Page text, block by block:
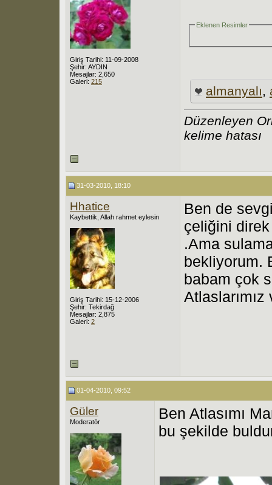
Giriş Tarihi: 11-09-2008
Şehir: AYDIN
Mesajlar: 2,650
Galeri: 215
Eklenen Resimler
almanyalı,
Düzenleyen
kelime hatası
31-03-2010, 18:10
Hhatice
Kaybettik, Allah rahmet eylesin
Giriş Tarihi: 15-12-2006
Şehir: Tekirdağ
Mesajlar: 2,875
Galeri: 2
Ben de
çeliğini
.Ama
bekliyorum.
babam çok
Atlaslarımız
01-04-2010, 09:52
Güler
Moderatör
Ben Atlasımı
bu şekilde